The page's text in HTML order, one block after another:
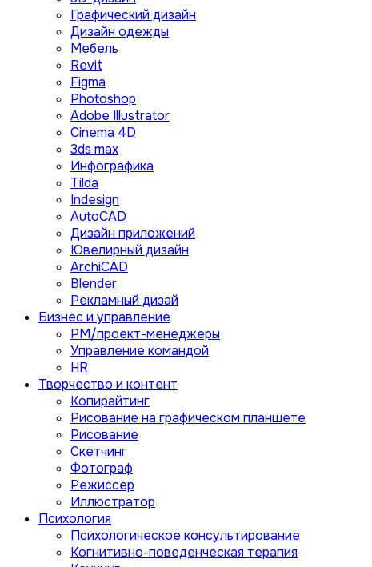
Графический дизайн
Дизайн одежды
Мебель
Revit
Figma
Photoshop
Adobe Illustrator
Сinema 4D
3ds max
Инфографика
Tilda
Indesign
AutoCAD
Дизайн приложений
Ювелирный дизайн
ArchiCAD
Blender
Рекламный дизай
Бизнес и управление
PM/проект-менеджеры
Управление командой
HR
Творчество и контент
Копирайтинг
Рисование на графическом планшете
Рисование
Скетчинг
Фотограф
Режиссер
Иллюстратор
Психология
Психологическое консультирование
Когнитивно-поведенческая терапия